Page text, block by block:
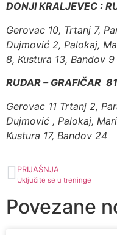
DONJI KRALJEVEC :
Gerovac 10, Trtanj 7,
Dujmović 2, Palokaj,
8, Kustura 13, Bandov 9
RUDAR – GRAFIČAR
Gerovac 11 Trtanj 2,
Dujmović , Palokaj,
Kustura 17, Bandov 24
PRIJAŠNJA
Uključite se u treninge
Povezane